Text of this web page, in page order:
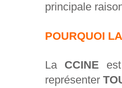
principale
POURQUOI
La CCINE
représenter